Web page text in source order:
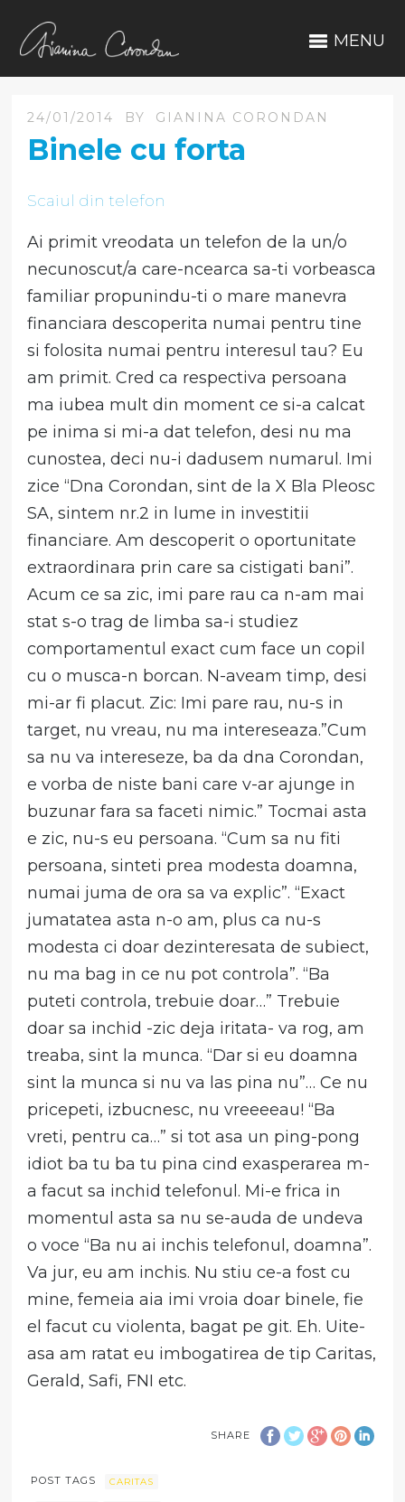
MENU
24/01/2014 BY GIANINA CORONDAN
Binele cu forta
Scaiul din telefon
Ai primit vreodata un telefon de la un/o
necunoscut/a care-ncearca sa-ti vorbeasca
familiar propunindu-ti o mare manevra
financiara descoperita numai pentru tine
si folosita numai pentru interesul tau? Eu
am primit. Cred ca respectiva persoana
ma iubea mult din moment ce si-a calcat
pe inima si mi-a dat telefon, desi nu ma
cunostea, deci nu-i dadusem numarul. Imi
zice “Dna Corondan, sint de la X Bla Pleosc
SA, sintem nr.2 in lume in investitii
financiare. Am descoperit o oportunitate
extraordinara prin care sa cistigati bani”.
Acum ce sa zic, imi pare rau ca n-am mai
stat s-o trag de limba sa-i studiez
comportamentul exact cum face un copil
cu o musca-n borcan. N-aveam timp, desi
mi-ar fi placut. Zic: Imi pare rau, nu-s in
target, nu vreau, nu ma intereseaza.”Cum
sa nu va intereseze, ba da dna Corondan,
e vorba de niste bani care v-ar ajunge in
buzunar fara sa faceti nimic.” Tocmai asta
e zic, nu-s eu persoana. “Cum sa nu fiti
persoana, sinteti prea modesta doamna,
numai juma de ora sa va explic”. “Exact
jumatatea asta n-o am, plus ca nu-s
modesta ci doar dezinteresata de subiect,
nu ma bag in ce nu pot controla”. “Ba
puteti controla, trebuie doar…” Trebuie
doar sa inchid -zic deja iritata- va rog, am
treaba, sint la munca. “Dar si eu doamna
sint la munca si nu va las pina nu”… Ce nu
pricepeti, izbucnesc, nu vreeeeau! “Ba
vreti, pentru ca…” si tot asa un ping-pong
idiot ba tu ba tu pina cind exasperarea m-
a facut sa inchid telefonul. Mi-e frica in
momentul asta sa nu se-auda de undeva
o voce “Ba nu ai inchis telefonul, doamna”.
Va jur, eu am inchis. Nu stiu ce-a fost cu
mine, femeia aia imi vroia doar binele, fie
el facut cu violenta, bagat pe git. Eh. Uite-
asa am ratat eu imbogatirea de tip Caritas,
Gerald, Safi, FNI etc.
SHARE
POST TAGS CARITAS